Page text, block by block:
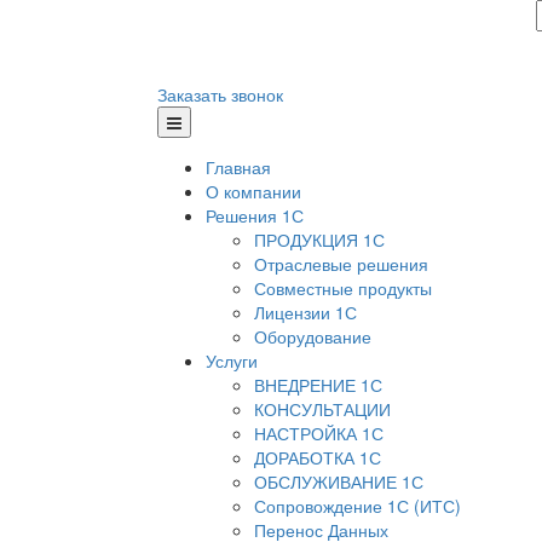
Заказать звонок
Главная
О компании
Решения 1С
ПРОДУКЦИЯ 1С
Отраслевые решения
Совместные продукты
Лицензии 1С
Оборудование
Услуги
ВНЕДРЕНИЕ 1С
КОНСУЛЬТАЦИИ
НАСТРОЙКА 1С
ДОРАБОТКА 1С
ОБСЛУЖИВАНИЕ 1С
Сопровождение 1С (ИТС)
Перенос Данных